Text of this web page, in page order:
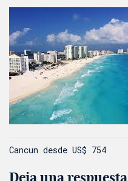
Navegación
de
Cancun desde US$ 754
Deja una respuesta